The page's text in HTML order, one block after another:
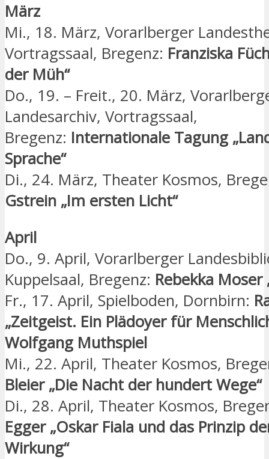
März
Mi., 18. März, Vorarlberger
Vortragssaal, Bregenz: Franziska
der Müh“
Do., 19. – Freit., 20. März,
Landesarchiv, Vortragssaal,
Bregenz: Internationale Tagung
Sprache“
Di., 24. März, Theater Kosmos,
Gstrein „Im ersten Licht“
April
Do., 9. April, Vorarlberger
Kuppelsaal, Bregenz: Rebekka Moser
Fr., 17. April, Spielboden, Dornbirn:
„Zeitgeist. Ein Plädoyer für
Wolfgang Muthspiel
Mi., 22. April, Theater Kosmos,
Bleier „Die Nacht der hundert Wege“
Di., 28. April, Theater Kosmos,
Egger „Oskar Fiala und das Prinzip
Wirkung“